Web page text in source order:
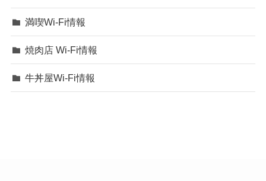
満喫Wi-Fi情報
焼肉店 Wi-Fi情報
牛丼屋Wi-Fi情報